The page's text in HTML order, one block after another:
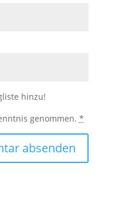
hinzu!
genommen. *